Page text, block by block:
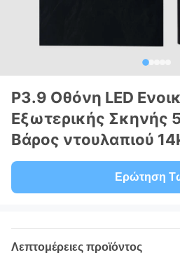
P3.9 Οθόνη LED
Εξωτερικής Σκηνής
Βάρος ντουλαπιού
Ερώτηση
Λεπτομέρειες προϊόντος